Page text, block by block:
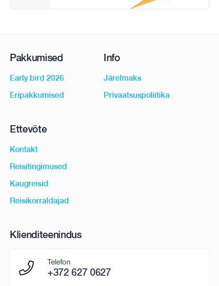
Pakkumised
Early bird 2026
Eripakkumised
Info
Järelmaks
Privaatsuspoliitika
Ettevõte
Kontakt
Reisitingimused
Kaugreisid
Reisikorraldajad
Klienditeenindus
Telefon
+372 627 0627